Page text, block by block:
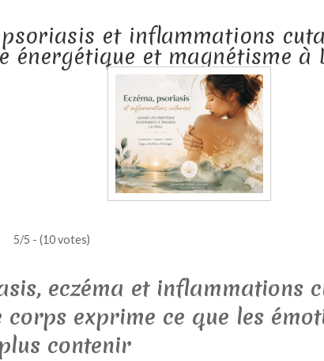
psoriasis et inflammations
énergétique et magnétisme à
5/5 - (10 votes)
eczéma et inflammations
corps exprime ce que les
contenir